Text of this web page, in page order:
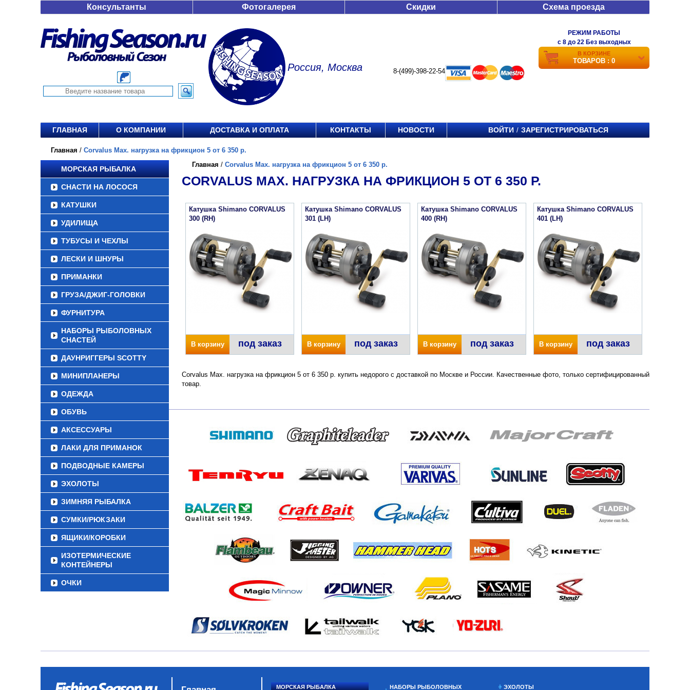
Консультанты Фотогалерея Скидки Схема проезда
Россия, Москва 8-(499)-398-22-54
РЕЖИМ РАБОТЫ
c 8 до 22 Без выходных
В КОРЗИНЕ
ТОВАРОВ : 0
ГЛАВНАЯ О КОМПАНИИ ДОСТАВКА И ОПЛАТА КОНТАКТЫ НОВОСТИ ВОЙТИ / ЗАРЕГИСТРИРОВАТЬСЯ
Главная / Corvalus Max. нагрузка на фрикцион 5 от 6 350 р.
МОРСКАЯ РЫБАЛКА
СНАСТИ НА ЛОСОСЯ
КАТУШКИ
УДИЛИЩА
ТУБУСЫ И ЧЕХЛЫ
ЛЕСКИ И ШНУРЫ
ПРИМАНКИ
ГРУЗА/ДЖИГ-ГОЛОВКИ
ФУРНИТУРА
НАБОРЫ РЫБОЛОВНЫХ
СНАСТЕЙ
ДАУНРИГГЕРЫ SCOTTY
МИНИПЛАНЕРЫ
ОДЕЖДА
ОБУВЬ
АКСЕССУАРЫ
ЛАКИ ДЛЯ ПРИМАНОК
ПОДВОДНЫЕ КАМЕРЫ
ЭХОЛОТЫ
ЗИМНЯЯ РЫБАЛКА
СУМКИ/РЮКЗАКИ
ЯЩИКИ/КОРОБКИ
ИЗОТЕРМИЧЕСКИЕ
КОНТЕЙНЕРЫ
ОЧКИ
Главная / Corvalus Max. нагрузка на фрикцион 5 от 6 350 р.
CORVALUS MAX. НАГРУЗКА НА ФРИКЦИОН 5 ОТ 6 350 Р.
Катушка Shimano CORVALUS
300 (RH)
В корзину под заказ
Катушка Shimano CORVALUS
301 (LH)
В корзину под заказ
Катушка Shimano CORVALUS
400 (RH)
В корзину под заказ
Катушка Shimano CORVALUS
401 (LH)
В корзину под заказ
Corvalus Max. нагрузка на фрикцион 5 от 6 350 р. купить недорого с доставкой по Москве и России. Качественные фото, только сертифицированный
товар.
МОРСКАЯ РЫБАЛКА НАБОРЫ РЫБОЛОВНЫХ ЭХОЛОТЫ